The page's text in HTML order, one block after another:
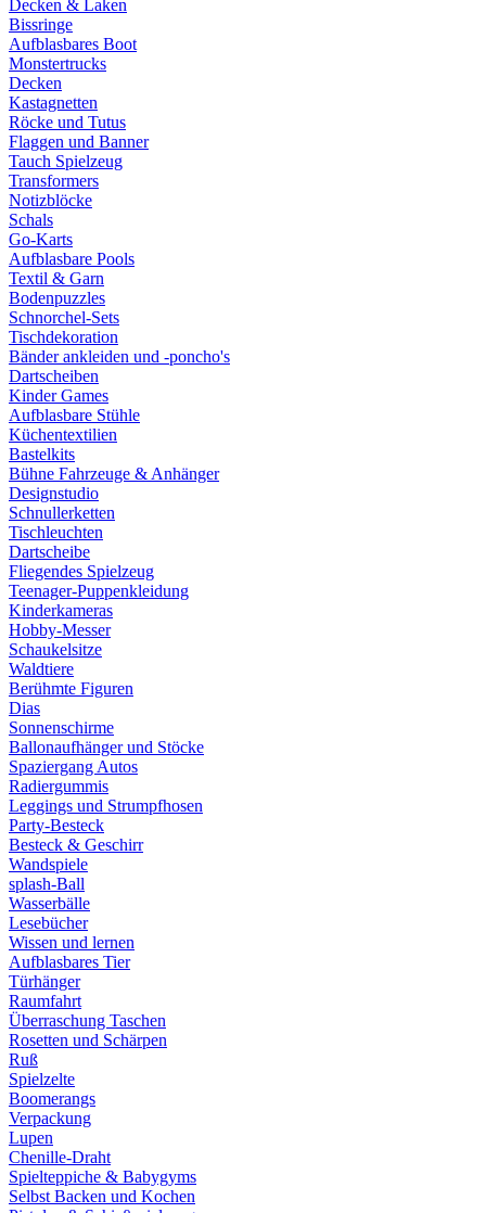
Decken & Laken
Bissringe
Aufblasbares Boot
Monstertrucks
Decken
Kastagnetten
Röcke und Tutus
Flaggen und Banner
Tauch Spielzeug
Transformers
Notizblöcke
Schals
Go-Karts
Aufblasbare Pools
Textil & Garn
Bodenpuzzles
Schnorchel-Sets
Tischdekoration
Bänder ankleiden und -poncho's
Dartscheiben
Kinder Games
Aufblasbare Stühle
Küchentextilien
Bastelkits
Bühne Fahrzeuge & Anhänger
Designstudio
Schnullerketten
Tischleuchten
Dartscheibe
Fliegendes Spielzeug
Teenager-Puppenkleidung
Kinderkameras
Hobby-Messer
Schaukelsitze
Waldtiere
Berühmte Figuren
Dias
Sonnenschirme
Ballonaufhänger und Stöcke
Spaziergang Autos
Radiergummis
Leggings und Strumpfhosen
Party-Besteck
Besteck & Geschirr
Wandspiele
splash-Ball
Wasserbälle
Lesebücher
Wissen und lernen
Aufblasbares Tier
Türhänger
Raumfahrt
Überraschung Taschen
Rosetten und Schärpen
Ruß
Spielzelte
Boomerangs
Verpackung
Lupen
Chenille-Draht
Spielteppiche & Babygyms
Selbst Backen und Kochen